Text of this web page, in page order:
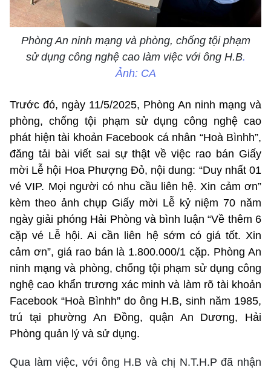
Phòng An ninh mạng và phòng, chống tội phạm
sử dụng công nghệ cao làm việc với ông H.B.
Ảnh: CA
Trước đó, ngày 11/5/2025, Phòng An ninh mạng và
phòng, chống tội phạm sử dụng công nghệ cao
phát hiện tài khoản Facebook cá nhân “Hoà Bìnhh”,
đăng tải bài viết sai sự thật về việc rao bán Giấy
mời Lễ hội Hoa Phượng Đỏ, nội dung: “Duy nhất 01
vé VIP. Mọi người có nhu cầu liên hệ. Xin cảm ơn”
kèm theo ảnh chụp Giấy mời Lễ kỷ niệm 70 năm
ngày giải phóng Hải Phòng và bình luận “Về thêm 6
cặp vé Lễ hội. Ai cần liên hệ sớm có giá tốt. Xin
cảm ơn”, giá rao bán là 1.800.000/1 cặp. Phòng An
ninh mạng và phòng, chống tội phạm sử dụng công
nghệ cao khẩn trương xác minh và làm rõ tài khoản
Facebook “Hoà Bìnhh” do ông H.B, sinh năm 1985,
trú tại phường An Đồng, quận An Dương, Hải
Phòng quản lý và sử dụng.
Qua làm việc, với ông H.B và chị N.T.H.P đã nhận